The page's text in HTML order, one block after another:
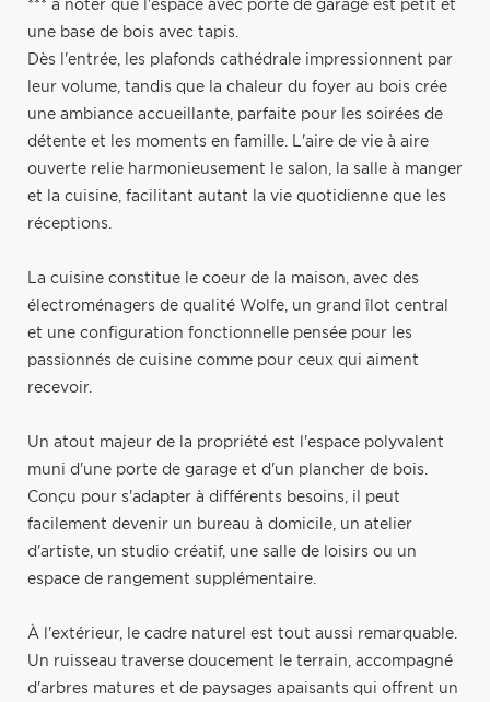
*** a noter que l'espace avec porte de garage est petit et
une base de bois avec tapis.
Dès l'entrée, les plafonds cathédrale impressionnent par
leur volume, tandis que la chaleur du foyer au bois crée
une ambiance accueillante, parfaite pour les soirées de
détente et les moments en famille. L'aire de vie à aire
ouverte relie harmonieusement le salon, la salle à manger
et la cuisine, facilitant autant la vie quotidienne que les
réceptions.
La cuisine constitue le coeur de la maison, avec des
électroménagers de qualité Wolfe, un grand îlot central
et une configuration fonctionnelle pensée pour les
passionnés de cuisine comme pour ceux qui aiment
recevoir.
Un atout majeur de la propriété est l'espace polyvalent
muni d'une porte de garage et d'un plancher de bois.
Conçu pour s'adapter à différents besoins, il peut
facilement devenir un bureau à domicile, un atelier
d'artiste, un studio créatif, une salle de loisirs ou un
espace de rangement supplémentaire.
À l'extérieur, le cadre naturel est tout aussi remarquable.
Un ruisseau traverse doucement le terrain, accompagné
d'arbres matures et de paysages apaisants qui offrent un